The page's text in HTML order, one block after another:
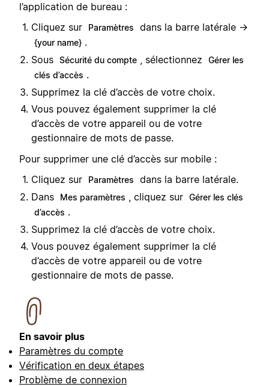
l’application de bureau :
Cliquez sur
Paramètres dans la barre latérale →
{your name} .
Sous Sécurité du compte , sélectionnez
Gérer les
clés d’accès .
Supprimez la clé d’accès de votre choix.
Vous pouvez également supprimer la clé
d’accès de votre appareil ou de votre
gestionnaire de mots de passe.
Pour supprimer une clé d’accès sur mobile :
Cliquez sur
Paramètres
dans la barre latérale.
Dans
Mes paramètres , cliquez sur Gérer les clés
d’accès .
Supprimez la clé d’accès de votre choix.
Vous pouvez également supprimer la clé
d’accès de votre appareil ou de votre
gestionnaire de mots de passe.
En savoir plus
Paramètres du compte
Vérification en deux étapes
Problème de connexion